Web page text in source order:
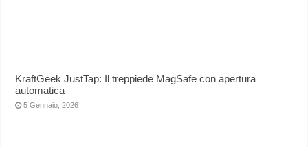
KraftGeek JustTap: Il treppiede MagSafe con apertura
automatica
5 Gennaio, 2026